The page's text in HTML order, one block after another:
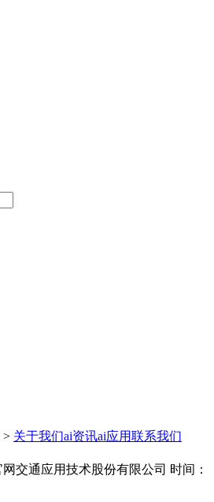
> 关于我们ai资讯ai应用联系我们
交通应用技术股份有限公司 时间：